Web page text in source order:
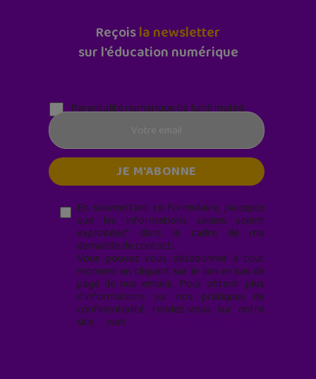
Reçoisla newsletter
sur l'éducation numérique
Parentalité numérique (le lundi matin)
En soumettant ce formulaire, j’accepte
que les informations saisies soient
exploitées* dans le cadre de ma
demande de contact.
Vous pouvez vous désabonner à tout
moment en cliquant sur le lien en bas de
page de nos emails. Pour obtenir plus
d'informations sur nos pratiques de
confidentialité, rendez-vous sur notre
site web